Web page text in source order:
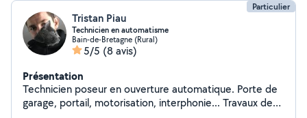
Particulier
Tristan Piau
Technicien en automatisme
Bain-de-Bretagne (Rural)
5/5 (8 avis)
Présentation
Technicien poseur en ouverture automatique. Porte de
garage, portail, motorisation, interphonie... Travaux de